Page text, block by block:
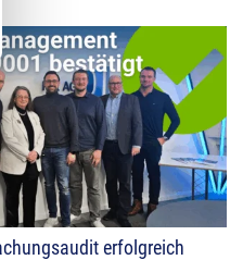
erfolgreich